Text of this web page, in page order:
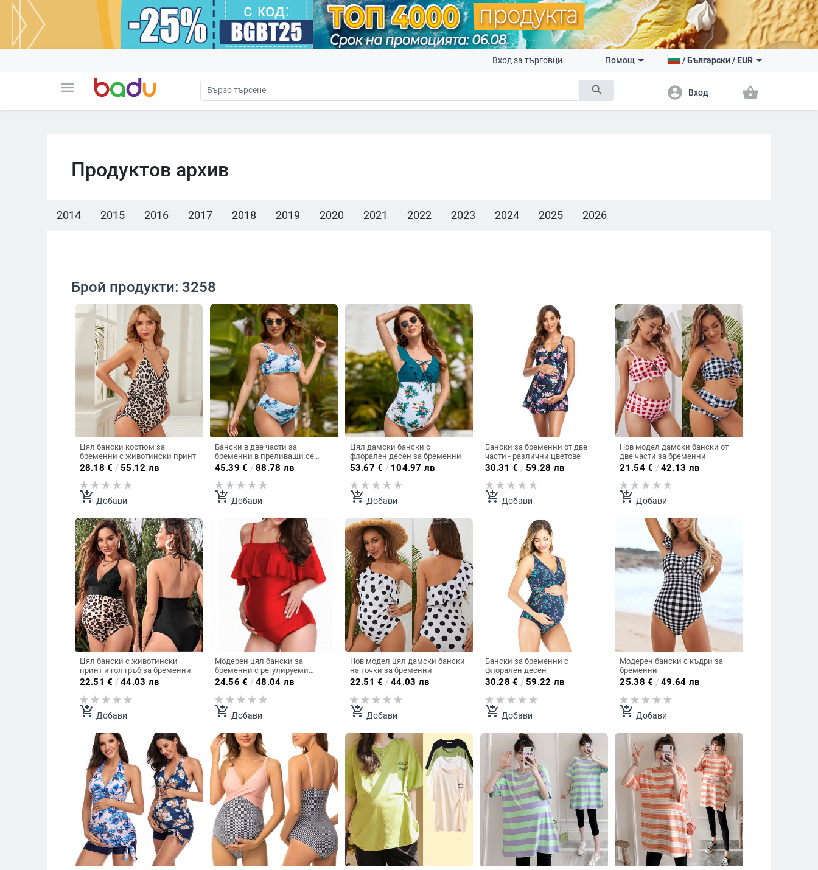
menu search
Вход за търговци Помощ /Български/ EUR
account_circle Вход shopping_basket
Продуктов архив
2014 2015 2016 2017 2018 2019 2020 2021 2022 2023 2024 2025 2026
Брой продукти: 3258
Цял бански костюм за
бременни с животински принт
28.18 € /55.12 лв
add_shopping_cart Добави
Бански в две части за
бременни в преливащи се
цветове
45.39 € /88.78 лв
add_shopping_cart Добави
Цял дамски бански с
флорален десен за бременни
53.67 € / 104.97 лв
add_shopping_cart Добави
Бански за бременни от две
части - различни цветове
30.31 € /59.28 лв
add_shopping_cart Добави
Нов модел дамски бански от
две части за бременни
21.54€ /42.13 лв
add_shopping_cart Добави
Цял бански с животински
принт и гол гръб за бременни
22.51 € /44.03 лв
add_shopping_cart Добави
Модерен цял бански за
бременни с регулируеми
презрамки
24.56 € /48.04 лв
add_shopping_cart Добави
Нов модел цял дамски бански
на точки за бременни
22.51 € /44.03 лв
add_shopping_cart Добави
Бански за бременни с
флорален десен
30.28 € /59.22 лв
add_shopping_cart Добави
Модерен бански с къдри за
бременни
25.38 € /49.64 лв
add_shopping_cart Добави